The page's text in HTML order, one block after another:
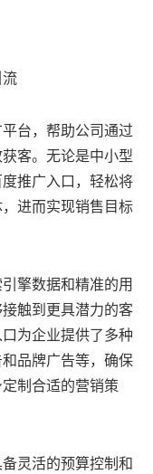
台，帮助公司通过
客。无论是中小型
推广入口，轻松将
进而实现销售目标
擎数据和精准的用
触到更具潜力的客
为企业提供了多种
品牌广告等，确保
制合适的营销策
灵活的预算控制和